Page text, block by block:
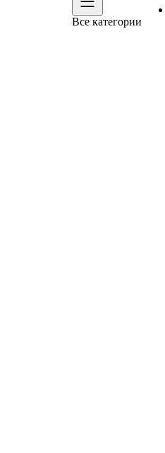
Все категории